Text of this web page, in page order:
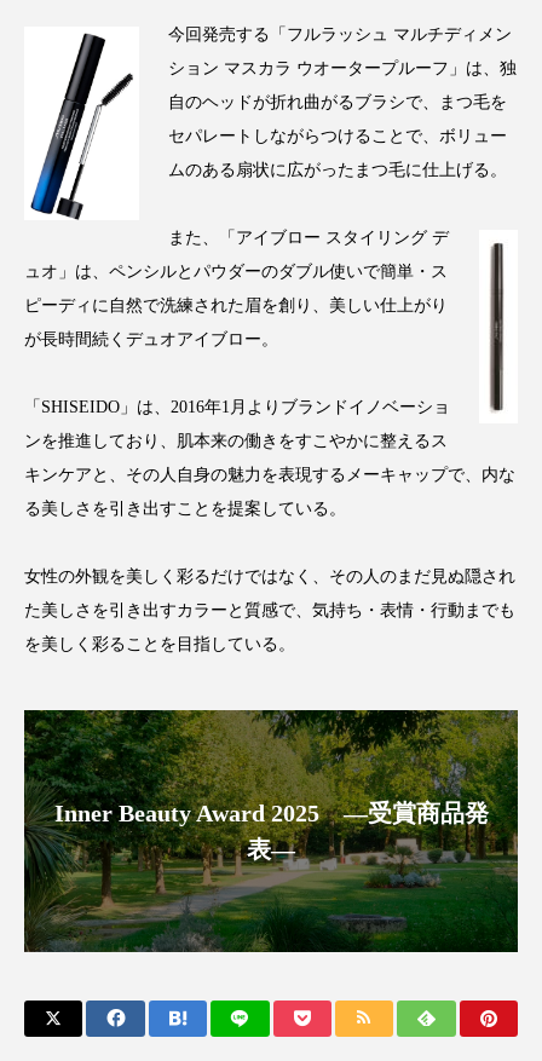
コグニティブヘルス コスト削減
コネクテッド・ビューティ コミュニケーション
コルチゾール
サステナブル美容
サプリ サロンクレンジング サロン戦略
サロン経営 サロン連略
スキンケア スキンケア 習慣
スキンケアルーティン ストレス
スマートリング セーフプレイス セラミド
ソーシャルウェルネス ソーシャルコマース
タンパク質 ディープクレンジング
デジタルデトックス デトックス
ドライヤー 温度 髪 ダメージ ナイアシンアミド
パーソナライズ バーチャルメイク
今回発売する「フルラッシュ マルチディメン
ション マスカラ ウオータープルーフ」は、独
自のヘッドが折れ曲がるブラシで、まつ毛を
セパレートしながらつけることで、ボリュー
ムのある扇状に広がったまつ毛に仕上げる。
また、「アイブロー スタイリング デ
ュオ」は、ペンシルとパウダーのダブル使いで簡単・ス
ピーディに自然で洗練された眉を創り、美しい仕上がり
が長時間続くデュオアイブロー。
「SHISEIDO」は、2016年1月よりブランドイノベーショ
ンを推進しており、肌本来の働きをすこやかに整えるス
キンケアと、その人自身の魅力を表現するメーキャップで、内な
る美しさを引き出すことを提案している。
女性の外観を美しく彩るだけではなく、その人のまだ見ぬ隠され
た美しさを引き出すカラーと質感で、気持ち・表情・行動までも
を美しく彩ることを目指している。
Inner Beauty Award 2025 ―受賞商品発
表―